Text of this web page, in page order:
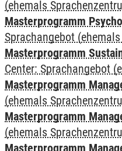
(ehemals
Masterprogramm
Sprachangebot
Masterprogramm
Center: Sprachangebot
Masterprogramm
(ehemals
Masterprogramm
(ehemals
Masterprogramm